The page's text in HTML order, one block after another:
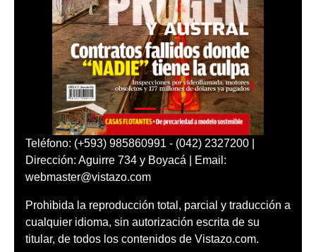
Teléfono: (+593) 985860991 - (042) 2327200 |
Dirección: Aguirre 734 y Boyacá | Email:
webmaster@vistazo.com
Prohibida la reproducción total, parcial y traducción a
cualquier idioma, sin autorización escrita de su
titular, de todos los contenidos de Vistazo.com.